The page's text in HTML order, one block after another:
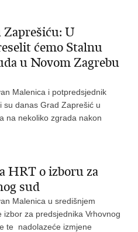
U
ćemo Stalnu
u Novom Zagrebu
Malenica i potpredsjednik
su danas Grad Zaprešić u
na nekoliko zgrada nakon
HRT o izboru za
sud
Malenica u središnjem
izbor za predsjednika Vrhovnog
te nadolazeće izmjene